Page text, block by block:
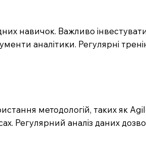
навичок. Важливо
аналітики. Регулярні
методологій, таких як
Регулярний аналіз даних